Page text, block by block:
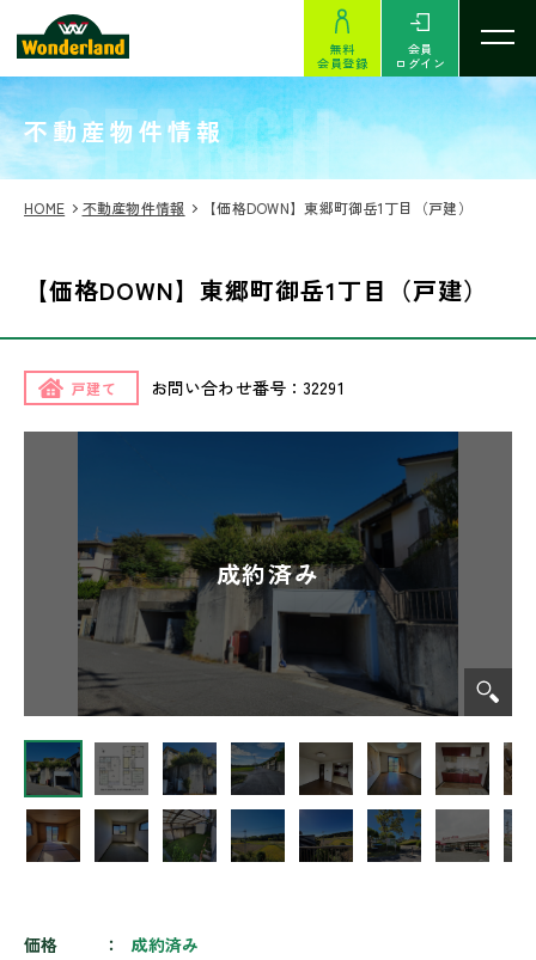
無料
会員登録
会員
ログイン
不動産物件情報
SEARCH
HOME 不動産物件情報 【価格DOWN】東郷町御岳1丁目（戸建）
【価格DOWN】東郷町御岳1丁目（戸建）
戸建て お問い合わせ番号：32291
価格
成約済み